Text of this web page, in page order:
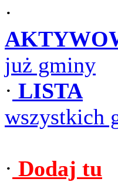
·
już gminy
· LISTA
wszystkich
· Dodaj tu